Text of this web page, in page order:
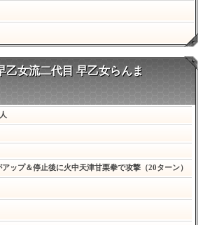
乙女流二代目 早乙女らんま
ップ＆停止後に火中天津甘栗拳で攻撃（20ターン）